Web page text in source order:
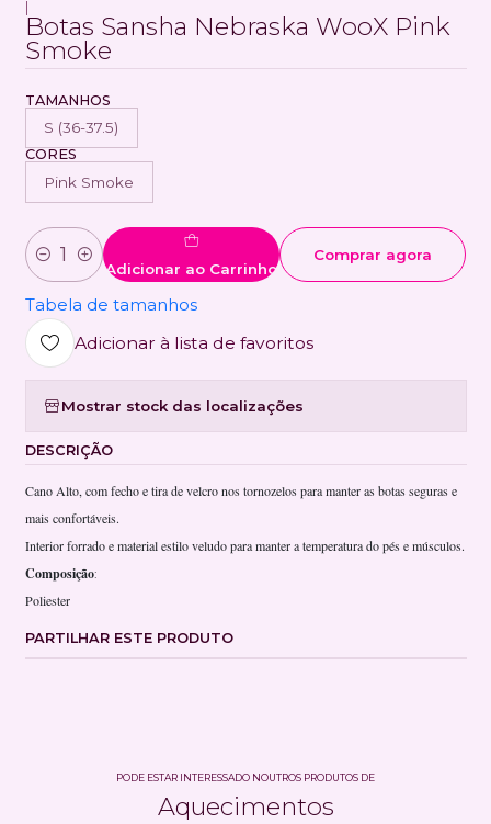
Botas Sansha Nebraska WooX Pink
Smoke
TAMANHOS
S (36-37.5)
CORES
Pink Smoke
QuantidadeAdicionar ao Carrinho
Comprar agora
Tabela de tamanhos
Adicionar à lista de favoritos
Mostrar stock das localizações
DESCRIÇÃO
Cano Alto, com fecho e tira de velcro nos tornozelos para manter as botas seguras e
mais confortáveis.
Interior forrado e material estilo veludo para manter a temperatura do pés e músculos.
Composição:
Poliester
PARTILHAR ESTE PRODUTO
PODE ESTAR INTERESSADO NOUTROS PRODUTOS DE
Aquecimentos